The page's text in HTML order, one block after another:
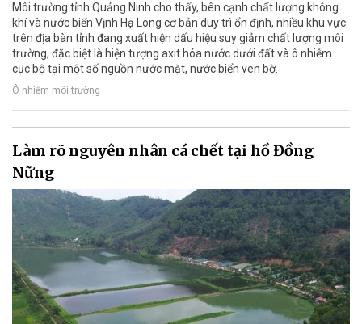
Môi trường tỉnh Quảng Ninh cho thấy, bên cạnh chất lượng không
khí và nước biển Vịnh Hạ Long cơ bản duy trì ổn định, nhiều khu vực
trên địa bàn tỉnh đang xuất hiện dấu hiệu suy giảm chất lượng môi
trường, đặc biệt là hiện tượng axit hóa nước dưới đất và ô nhiễm
cục bộ tại một số nguồn nước mặt, nước biển ven bờ.
Ô nhiễm môi trường
Làm rõ nguyên nhân cá chết tại hồ Đồng
Nững